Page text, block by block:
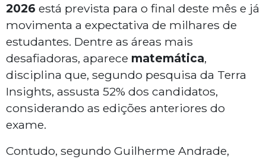
2026 está prevista para o final deste mês e já
movimenta a expectativa de milhares de
estudantes. Dentre as áreas mais
desafiadoras, aparece matemática,
disciplina que, segundo pesquisa da Terra
Insights, assusta 52% dos candidatos,
considerando as edições anteriores do
exame.
Contudo, segundo Guilherme Andrade,